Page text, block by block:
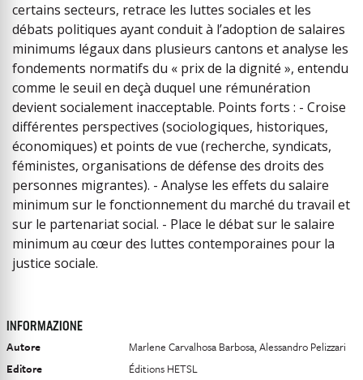
certains secteurs, retrace les luttes sociales et les
débats politiques ayant conduit à l’adoption de salaires
minimums légaux dans plusieurs cantons et analyse les
fondements normatifs du « prix de la dignité », entendu
comme le seuil en deçà duquel une rémunération
devient socialement inacceptable. Points forts : - Croise
différentes perspectives (sociologiques, historiques,
économiques) et points de vue (recherche, syndicats,
féministes, organisations de défense des droits des
personnes migrantes). - Analyse les effets du salaire
minimum sur le fonctionnement du marché du travail et
sur le partenariat social. - Place le débat sur le salaire
minimum au cœur des luttes contemporaines pour la
justice sociale.
INFORMAZIONE
Autore
Marlene Carvalhosa Barbosa, Alessandro Pelizzari
Editore
Éditions HETSL